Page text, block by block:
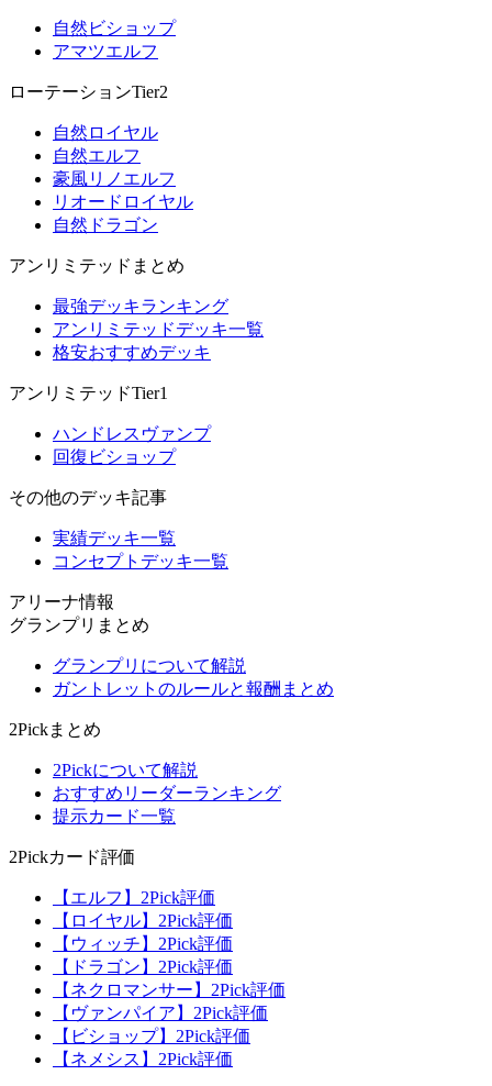
自然ビショップ
アマツエルフ
ローテーションTier2
自然ロイヤル
自然エルフ
豪風リノエルフ
リオードロイヤル
自然ドラゴン
アンリミテッドまとめ
最強デッキランキング
アンリミテッドデッキ一覧
格安おすすめデッキ
アンリミテッドTier1
ハンドレスヴァンプ
回復ビショップ
その他のデッキ記事
実績デッキ一覧
コンセプトデッキ一覧
アリーナ情報
グランプリまとめ
グランプリについて解説
ガントレットのルールと報酬まとめ
2Pickまとめ
2Pickについて解説
おすすめリーダーランキング
提示カード一覧
2Pickカード評価
【エルフ】2Pick評価
【ロイヤル】2Pick評価
【ウィッチ】2Pick評価
【ドラゴン】2Pick評価
【ネクロマンサー】2Pick評価
【ヴァンパイア】2Pick評価
【ビショップ】2Pick評価
【ネメシス】2Pick評価